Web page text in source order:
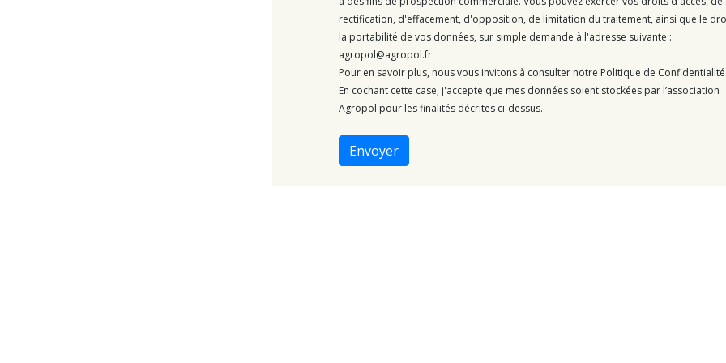
rectification, d'effacement, d'opposition, de limitation du traitement, ainsi que le
la portabilité de vos données, sur simple demande à l'adresse suivante :
agropol@agropol.fr.
Pour en savoir plus, nous vous invitons à consulter notre Politique de Confidentialité.
En cochant cette case, j'accepte que mes données soient stockées par l’association
Agropol pour les finalités décrites ci-dessus.
Envoyer